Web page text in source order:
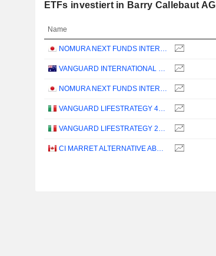
ETFs investiert in Barry Callebaut AG
Name
NOMURA NEXT FUNDS INTERNATIONAL EQUITY MSCI-KOKUSAI (YEN-HEDGED) ETF - JPY
VANGUARD INTERNATIONAL EQUITY INDEX FUNDS - VANGUARD FTSE ALL-WORLD EX-US ETF
NOMURA NEXT FUNDS INTERNATIONAL EQUITY MSCI-KOKUSAI (UNHEDGED) ETF - JPY
VANGUARD LIFESTRATEGY 40% EQUITY UCITS ETF - DISTRIBUTING - EUR
VANGUARD LIFESTRATEGY 20% EQUITY UCITS ETF - DISTRIBUTING - EUR
CI MARRET ALTERNATIVE ABSOLUTE RETURN BOND ETF - CAD